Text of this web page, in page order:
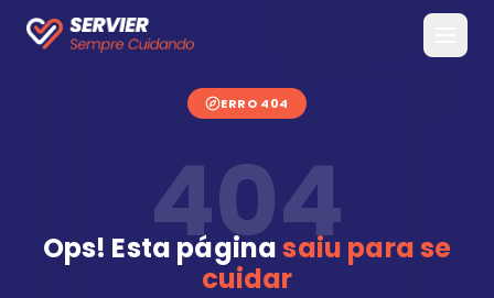
ERRO 404
404
Ops! Esta páginasaiu para se
cuidar